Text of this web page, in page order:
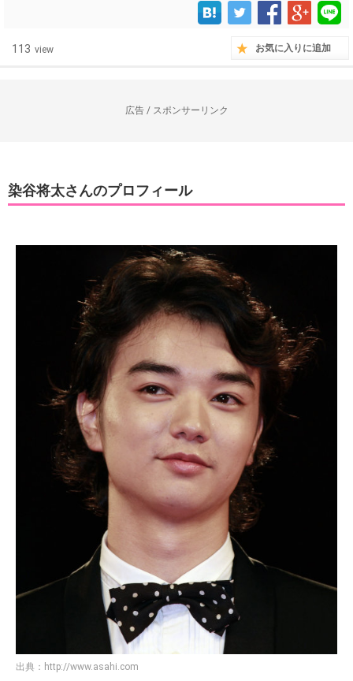
113 view お気に入りに追加
広告 / スポンサーリンク
染谷将太さんのプロフィール
出典： http://www.asahi.com